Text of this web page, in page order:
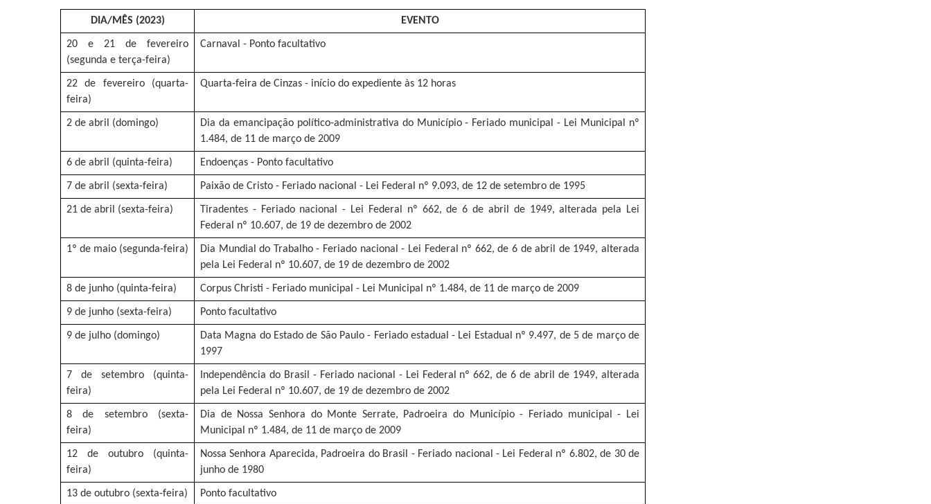
DIA/MÊS (2023) EVENTO
20 e 21 de fevereiro
(segunda e terça-feira)
Carnaval - Ponto facultativo
22 de fevereiro (quarta-
feira)
Quarta-feira de Cinzas - início do expediente às 12 horas
2 de abril (domingo)
Dia da emancipação político-administrativa do Município - Feriado municipal - Lei Municipal nº
1.484, de 11 de março de 2009
6 de abril (quinta-feira) Endoenças - Ponto facultativo
7 de abril (sexta-feira) Paixão de Cristo - Feriado nacional - Lei Federal nº 9.093, de 12 de setembro de 1995
21 de abril (sexta-feira)
Tiradentes - Feriado nacional - Lei Federal nº 662, de 6 de abril de 1949, alterada pela Lei
Federal nº 10.607, de 19 de dezembro de 2002
1º de maio (segunda-feira)
Dia Mundial do Trabalho - Feriado nacional - Lei Federal nº 662, de 6 de abril de 1949, alterada
pela Lei Federal nº 10.607, de 19 de dezembro de 2002
8 de junho (quinta-feira) Corpus Christi - Feriado municipal - Lei Municipal nº 1.484, de 11 de março de 2009
9 de junho (sexta-feira) Ponto facultativo
9 de julho (domingo)
Data Magna do Estado de São Paulo - Feriado estadual - Lei Estadual nº 9.497, de 5 de março de
1997
7 de setembro (quinta-
feira)
Independência do Brasil - Feriado nacional - Lei Federal nº 662, de 6 de abril de 1949, alterada
pela Lei Federal nº 10.607, de 19 de dezembro de 2002
8 de setembro (sexta-
feira)
Dia de Nossa Senhora do Monte Serrate, Padroeira do Município - Feriado municipal - Lei
Municipal nº 1.484, de 11 de março de 2009
12 de outubro (quinta-
feira)
Nossa Senhora Aparecida, Padroeira do Brasil - Feriado nacional - Lei Federal nº 6.802, de 30 de
junho de 1980
13 de outubro (sexta-feira) Ponto facultativo